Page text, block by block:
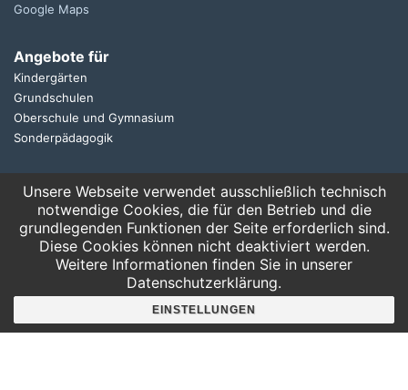
Google Maps
Angebote für
Kindergärten
Grundschulen
Oberschule und Gymnasium
Sonderpädagogik
Telefon:
0341 125 97 57
Service
Hausordnung
FAQ
Unsere Webseite verwendet ausschließlich technisch
notwendige Cookies, die für den Betrieb und die
grundlegenden Funktionen der Seite erforderlich sind.
Diese Cookies können nicht deaktiviert werden.
Weitere Informationen finden Sie in unserer
Datenschutzerklärung.
EINSTELLUNGEN